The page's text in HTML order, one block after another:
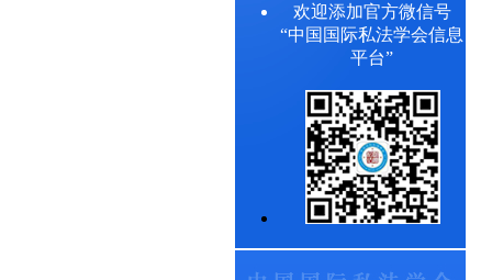
欢迎添加官方微信号
“中国国际私法学会信息
平台”